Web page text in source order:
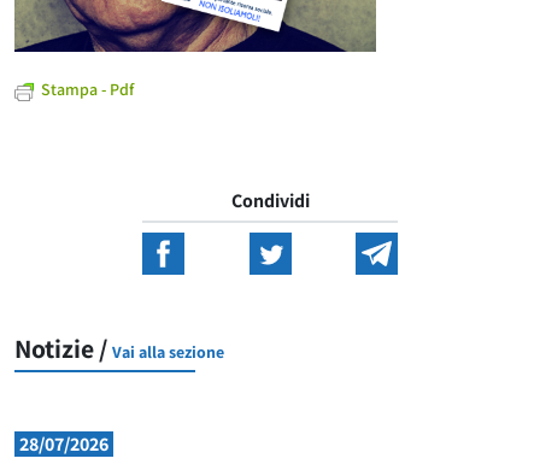
Stampa - Pdf
Condividi
Notizie / Vai alla sezione
28/07/2026